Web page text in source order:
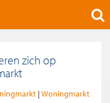
zich op
Woningmarkt